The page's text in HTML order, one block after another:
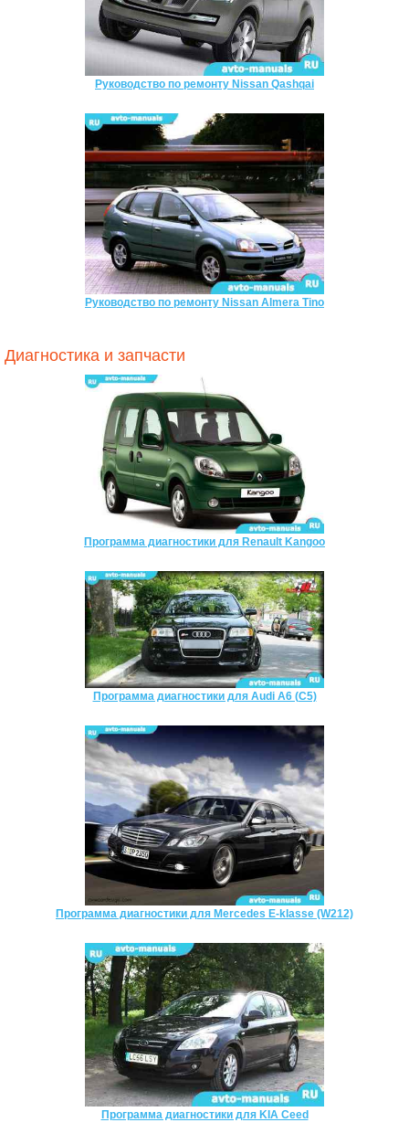
Руководство по ремонту Nissan Qashqai
Руководство по ремонту Nissan Almera Tino
Диагностика и запчасти
Программа диагностики для Renault Kangoo
Программа диагностики для Audi A6 (C5)
Программа диагностики для Mercedes E-klasse (W212)
Программа диагностики для KIA Ceed